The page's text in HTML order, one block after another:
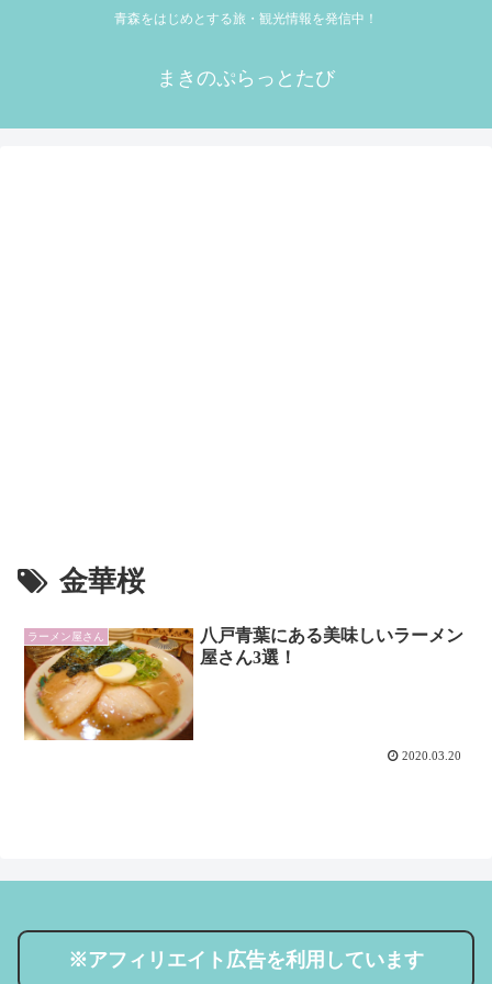
青森をはじめとする旅・観光情報を発信中！
まきのぷらっとたび
金華桜
ラーメン屋さん
八戸青葉にある美味しいラーメン
屋さん3選！
2020.03.20
※アフィリエイト広告を利用しています